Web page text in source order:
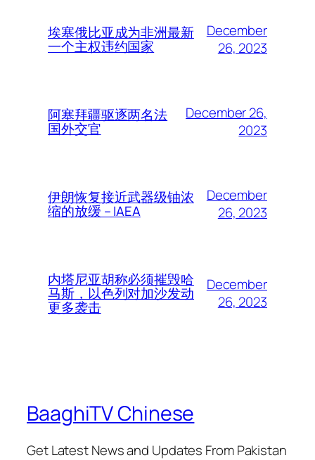
埃塞俄比亚成为非洲最新
一个主权违约国家
December
26, 2023
阿塞拜疆驱逐两名法
国外交官
December 26,
2023
伊朗恢复接近武器级铀浓
缩的放缓 – IAEA
December
26, 2023
内塔尼亚胡称必须摧毁哈
马斯，以色列对加沙发动
更多袭击
December
26, 2023
BaaghiTV Chinese
Get Latest News and Updates From Pakistan